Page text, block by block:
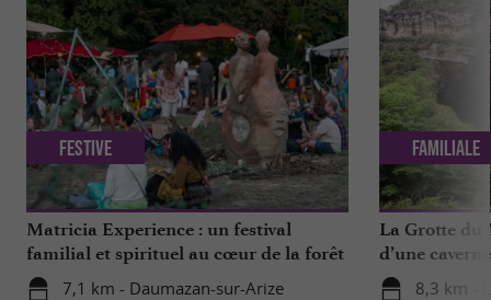
Matricia Experience : un festival
familial et spirituel au cœur de la forêt
ariégeoise
7,1 km - Daumazan-sur-Arize
Festive
La Grotte du
d’une
renommée
8,3 km -
Familiale